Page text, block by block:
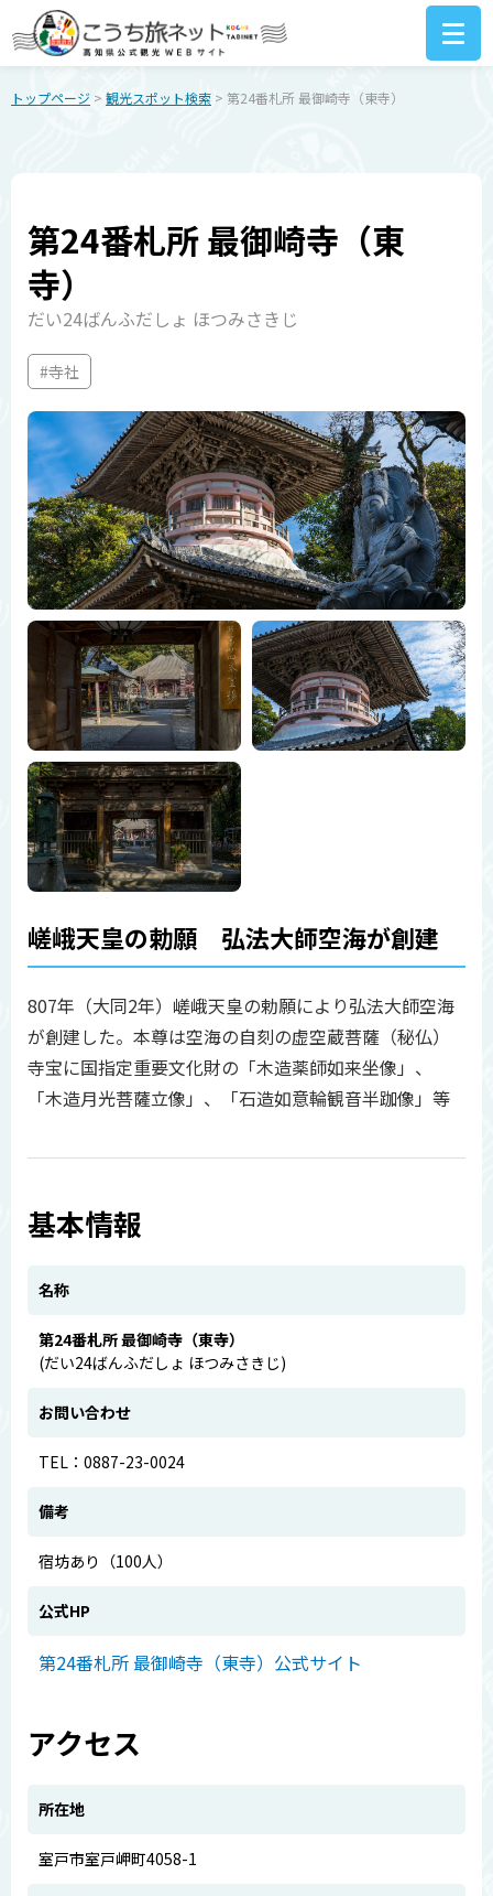
トップページ > 観光スポット検索 > 第24番札所 最御崎寺（東寺）
第24番札所 最御崎寺（東
寺）
だい24ばんふだしょ ほつみさきじ
#寺社
嵯峨天皇の勅願 弘法大師空海が創建
807年（大同2年）嵯峨天皇の勅願により弘法大師空海
が創建した。本尊は空海の自刻の虚空蔵菩薩（秘仏）
寺宝に国指定重要文化財の「木造薬師如来坐像」、
「木造月光菩薩立像」、「石造如意輪観音半跏像」等
基本情報
名称
第24番札所 最御崎寺（東寺）
(だい24ばんふだしょ ほつみさきじ)
お問い合わせ
TEL：0887-23-0024
備考
宿坊あり（100人）
公式HP
第24番札所 最御崎寺（東寺）公式サイト
アクセス
所在地
室戸市室戸岬町4058-1